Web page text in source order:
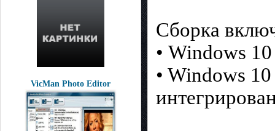
VicMan Photo Editor
Сборка
• Windows
• Windows